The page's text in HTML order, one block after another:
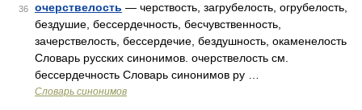
36 очерствелость — черствость, загрубелость, огрубелость,
бездушие, бессердечность, бесчувственность,
зачерствелость, бессердечие, бездушность, окаменелость
Словарь русских синонимов. очерствелость см.
бессердечность Словарь синонимов ру …
Словарь синонимов